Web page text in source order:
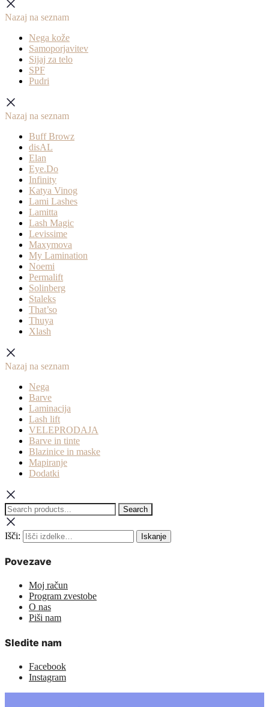
Nazaj na seznam
Nega kože
Samoporjavitev
Sijaj za telo
SPF
Pudri
Nazaj na seznam
Buff Browz
disAL
Elan
Eye.Do
Infinity
Katya Vinog
Lami Lashes
Lamitta
Lash Magic
Levissime
Maxymova
My Lamination
Noemi
Permalift
Solinberg
Staleks
That’so
Thuya
Xlash
Nazaj na seznam
Nega
Barve
Laminacija
Lash lift
VELEPRODAJA
Barve in tinte
Blazinice in maske
Mapiranje
Dodatki
Search
Išči: Iskanje
Povezave
Moj račun
Program zvestobe
O nas
Piši nam
Sledite nam
Facebook
Instagram